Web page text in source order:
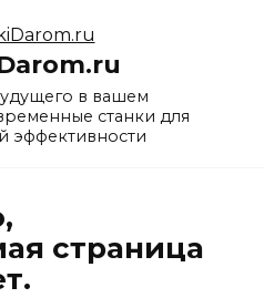
в вашем
станки для
эффективности
страница